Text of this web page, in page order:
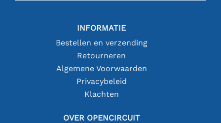
INFORMATIE
Bestellen en verzending
Retourneren
Algemene Voorwaarden
Privacybeleid
Klachten
OVER OPENCIRCUIT